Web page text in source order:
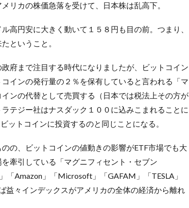
リカの株価急落を受けて、日本株は乱高下。
高円安に大きく動いて１５８円も目の前。つまり、
ということ。
府まで注目する時代になりましたが、ビットコイン
インの発行量の２％を保有していると言われる「マ
ンの代替として売買する（日本では税法上その方が
テジー社はナスダック１００に込みこまれることに
ットコインに投資するのと同じことになる。
の、ビットコインの値動きの影響がETF市場でも大
牽引している「マグニフィセント・セブン
「Amazon」「Microsoft」「GAFAM」「TESLA」
益々インデックスがアメリカの全体の経済から離れ